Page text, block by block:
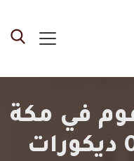
في مكة
ت:0546474339 ديكورات